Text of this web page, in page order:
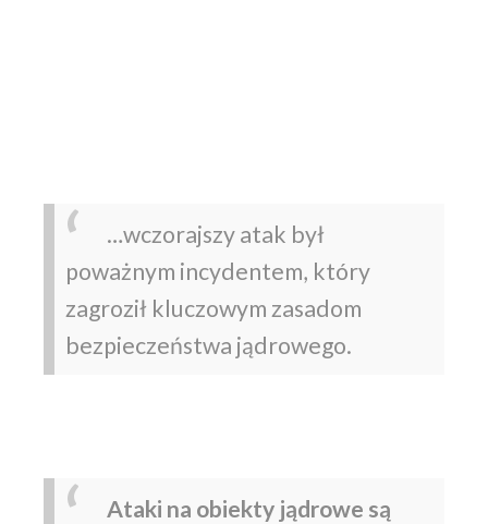
…wczorajszy atak był
poważnym incydentem, który
zagroził kluczowym zasadom
bezpieczeństwa jądrowego.
Ataki na obiekty jądrowe są